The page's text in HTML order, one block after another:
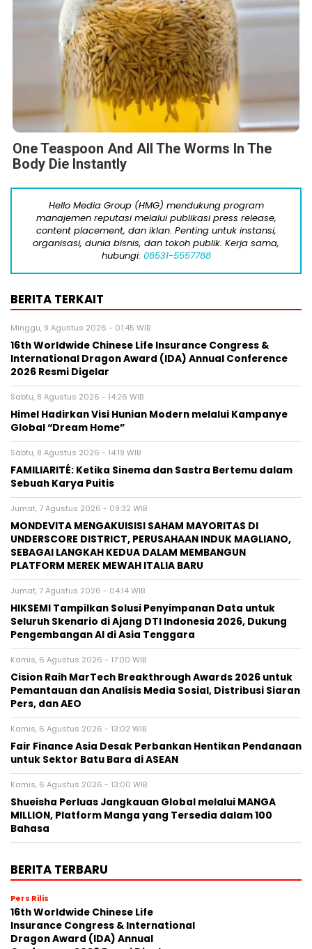
One Teaspoon And All The Worms In The
Body Die Instantly
Hello Media Group (HMG) mendukung program
manajemen reputasi melalui publikasi press release,
content placement, dan iklan. Penting untuk instansi,
organisasi, dunia bisnis, dan tokoh publik. Kerja sama,
hubungi: 08531-5557788
BERITA TERKAIT
Minggu, 9 Agustus 2026 - 01:45 WIB
16th Worldwide Chinese Life Insurance Congress &
International Dragon Award (IDA) Annual Conference
2026 Resmi Digelar
Sabtu, 8 Agustus 2026 - 14:26 WIB
Himel Hadirkan Visi Hunian Modern melalui Kampanye
Global “Dream Home”
Sabtu, 8 Agustus 2026 - 14:19 WIB
FAMILIARITÉ: Ketika Sinema dan Sastra Bertemu dalam
Sebuah Karya Puitis
Jumat, 7 Agustus 2026 - 09:32 WIB
MONDEVITA MENGAKUISISI SAHAM MAYORITAS DI
UNDERSCORE DISTRICT, PERUSAHAAN INDUK MAGLIANO,
SEBAGAI LANGKAH KEDUA DALAM MEMBANGUN
PLATFORM MEREK MEWAH ITALIA BARU
Jumat, 7 Agustus 2026 - 04:14 WIB
HIKSEMI Tampilkan Solusi Penyimpanan Data untuk
Seluruh Skenario di Ajang DTI Indonesia 2026, Dukung
Pengembangan AI di Asia Tenggara
Kamis, 6 Agustus 2026 - 17:00 WIB
Cision Raih MarTech Breakthrough Awards 2026 untuk
Pemantauan dan Analisis Media Sosial, Distribusi Siaran
Pers, dan AEO
Kamis, 6 Agustus 2026 - 13:02 WIB
Fair Finance Asia Desak Perbankan Hentikan Pendanaan
untuk Sektor Batu Bara di ASEAN
Kamis, 6 Agustus 2026 - 13:00 WIB
Shueisha Perluas Jangkauan Global melalui MANGA
MILLION, Platform Manga yang Tersedia dalam 100
Bahasa
BERITA TERBARU
Pers Rilis
16th Worldwide Chinese Life
Insurance Congress & International
Dragon Award (IDA) Annual